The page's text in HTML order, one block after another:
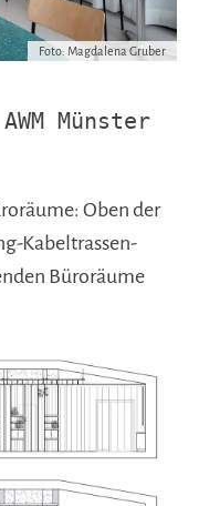
Foto: Magdalena Gruber
Münster
Oben der
Kabeltrassen-
Büroräume